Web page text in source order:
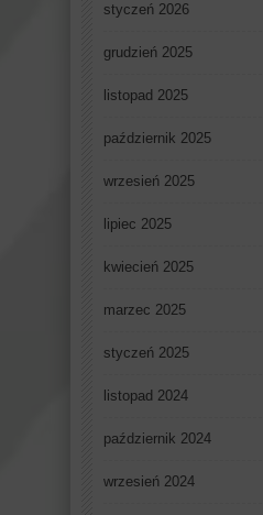
styczeń 2026
grudzień 2025
listopad 2025
październik 2025
wrzesień 2025
lipiec 2025
kwiecień 2025
marzec 2025
styczeń 2025
listopad 2024
październik 2024
wrzesień 2024